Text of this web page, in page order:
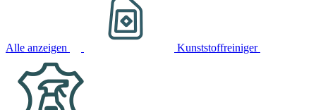
Alle anzeigen Kunststoffreiniger